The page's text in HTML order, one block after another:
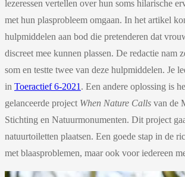
lezeressen vertellen over hun soms hilarische
met hun plasprobleem omgaan. In het artikel
hulpmiddelen aan bod die pretenderen dat
discreet mee kunnen plassen. De redactie nam
som en testte twee van deze hulpmiddelen. Je
in Toeractief 6-2021 . Een andere oplossing is
gelanceerde project When Nature Calls van de
Stichting en Natuurmonumenten. Dit project
natuurtoiletten plaatsen. Een goede stap in de
met blaasproblemen, maar ook voor iedereen